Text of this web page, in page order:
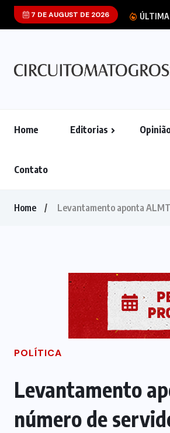
7 DE AUGUST DE 2026
Home Editorias
Contato
Home Levantamento aponta
POLÍTICA
Levantamento
número de